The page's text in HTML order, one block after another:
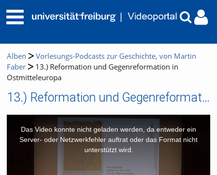
Alben
Vorlesungs-Podcasts zur Geschichte, von Martin
Faber
13.) Reformation und Gegenreformation in
Ostmitteleuropa
13.) Reformation und Gegenreformation in Ostmitteleuropa
window.
Das Video konnte nicht geladen werden, da entweder ein
Server- oder Netzwerkfehler auftrat oder das Format nicht
unterstützt wird.